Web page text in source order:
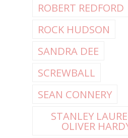
ROBERT REDFORD
ROCK HUDSON
SANDRA DEE
SCREWBALL
SEAN CONNERY
STANLEY
OLIVER